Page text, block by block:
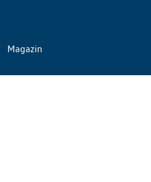
Magazin